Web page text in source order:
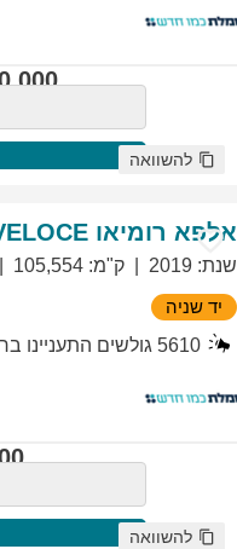
להשוואה
אלפא רומיאו
שנת:
2019 ק"מ:
105,554
יד שניה
5610 גולשים התעניינו
להשוואה